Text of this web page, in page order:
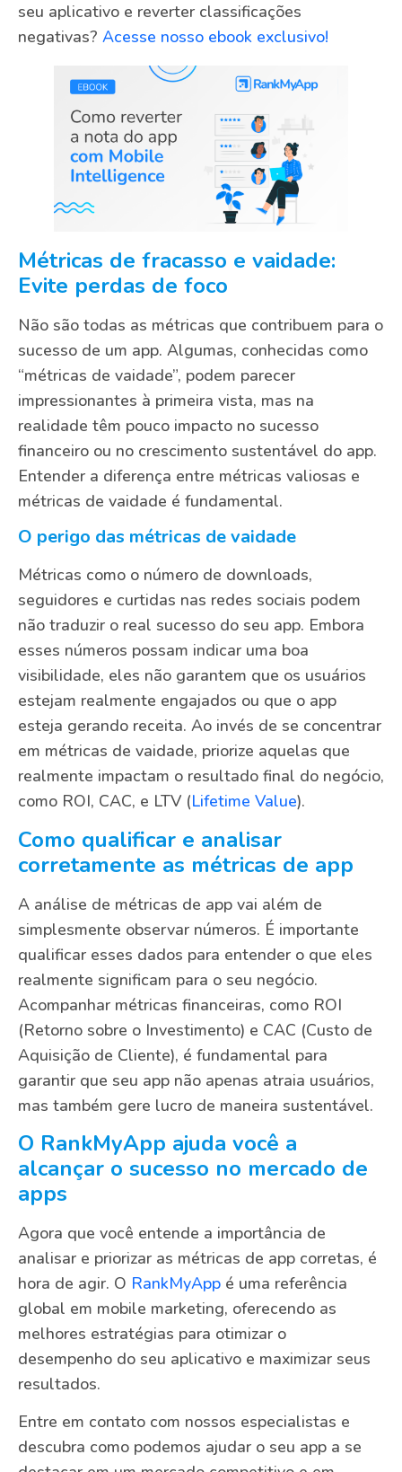
seu aplicativo e reverter classificações
negativas? Acesse nosso ebook exclusivo!
Métricas de fracasso e vaidade:
Evite perdas de foco
Não são todas as métricas que contribuem para o
sucesso de um app. Algumas, conhecidas como
“métricas de vaidade”, podem parecer
impressionantes à primeira vista, mas na
realidade têm pouco impacto no sucesso
financeiro ou no crescimento sustentável do app.
Entender a diferença entre métricas valiosas e
métricas de vaidade é fundamental.
O perigo das métricas de vaidade
Métricas como o número de downloads,
seguidores e curtidas nas redes sociais podem
não traduzir o real sucesso do seu app. Embora
esses números possam indicar uma boa
visibilidade, eles não garantem que os usuários
estejam realmente engajados ou que o app
esteja gerando receita. Ao invés de se concentrar
em métricas de vaidade, priorize aquelas que
realmente impactam o resultado final do negócio,
como ROI, CAC, e LTV (Lifetime Value).
Como qualificar e analisar
corretamente as métricas de app
A análise de métricas de app vai além de
simplesmente observar números. É importante
qualificar esses dados para entender o que eles
realmente significam para o seu negócio.
Acompanhar métricas financeiras, como ROI
(Retorno sobre o Investimento) e CAC (Custo de
Aquisição de Cliente), é fundamental para
garantir que seu app não apenas atraia usuários,
mas também gere lucro de maneira sustentável.
O RankMyApp ajuda você a
alcançar o sucesso no mercado de
apps
Agora que você entende a importância de
analisar e priorizar as métricas de app corretas, é
hora de agir. O RankMyApp é uma referência
global em mobile marketing, oferecendo as
melhores estratégias para otimizar o
desempenho do seu aplicativo e maximizar seus
resultados.
Entre em contato com nossos especialistas e
descubra como podemos ajudar o seu app a se